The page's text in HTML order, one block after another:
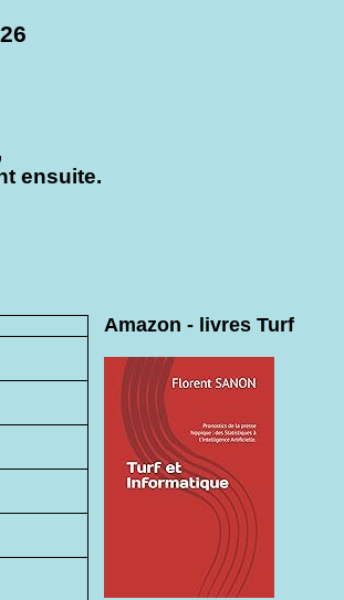
ensuite.
Amazon - livres Turf